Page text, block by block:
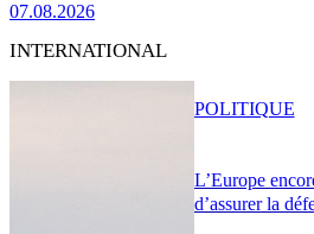
07.08.2026
INTERNATIONAL
L’Europe
d’assurer la
POLITIQUE